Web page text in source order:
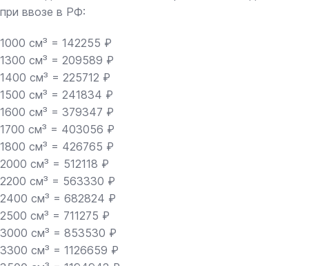
при ввозе в РФ:
1000 см³ = 142255 ₽
1300 см³ = 209589 ₽
1400 см³ = 225712 ₽
1500 см³ = 241834 ₽
1600 см³ = 379347 ₽
1700 см³ = 403056 ₽
1800 см³ = 426765 ₽
2000 см³ = 512118 ₽
2200 см³ = 563330 ₽
2400 см³ = 682824 ₽
2500 см³ = 711275 ₽
3000 см³ = 853530 ₽
3300 см³ = 1126659 ₽